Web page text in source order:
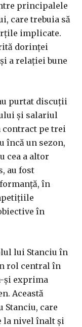
principalele
care trebuia să
implicate.
dorinței
a relației bune
purtat discuții
și salariul
contract pe trei
încă un sezon,
cea a altor
au fost
în
în
lui Stanciu în
rol central în
și exprima
Această
Stanciu, care
la nivel înalt și